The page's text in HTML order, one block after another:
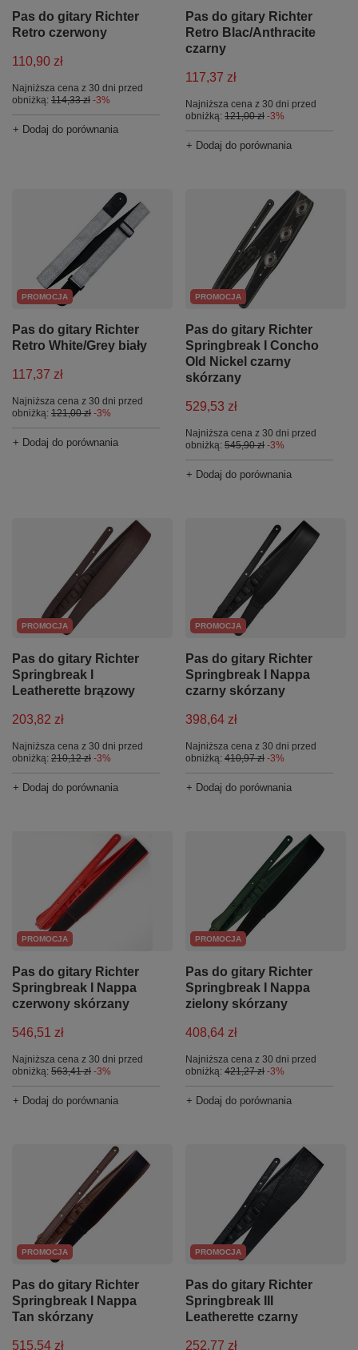
Pas do gitary Richter
Retro czerwony
110,90 zł
Najniższa cena z 30 dni przed
obniżką: 114,33 zł -3%
+ Dodaj do porównania
Pas do gitary Richter
Retro Blac/Anthracite
czarny
117,37 zł
Najniższa cena z 30 dni przed
obniżką: 121,00 zł -3%
+ Dodaj do porównania
PROMOCJA
Pas do gitary Richter
Retro White/Grey biały
117,37 zł
Najniższa cena z 30 dni przed
obniżką: 121,00 zł -3%
+ Dodaj do porównania
PROMOCJA
Pas do gitary Richter
Springbreak I Concho
Old Nickel czarny
skórzany
529,53 zł
Najniższa cena z 30 dni przed
obniżką: 545,90 zł -3%
+ Dodaj do porównania
PROMOCJA
Pas do gitary Richter
Springbreak I
Leatherette brązowy
203,82 zł
Najniższa cena z 30 dni przed
obniżką: 210,12 zł -3%
+ Dodaj do porównania
PROMOCJA
Pas do gitary Richter
Springbreak I Nappa
czarny skórzany
398,64 zł
Najniższa cena z 30 dni przed
obniżką: 410,97 zł -3%
+ Dodaj do porównania
PROMOCJA
Pas do gitary Richter
Springbreak I Nappa
czerwony skórzany
546,51 zł
Najniższa cena z 30 dni przed
obniżką: 563,41 zł -3%
+ Dodaj do porównania
PROMOCJA
Pas do gitary Richter
Springbreak I Nappa
zielony skórzany
408,64 zł
Najniższa cena z 30 dni przed
obniżką: 421,27 zł -3%
+ Dodaj do porównania
PROMOCJA
Pas do gitary Richter
Springbreak I Nappa
Tan skórzany
515,54 zł
PROMOCJA
Pas do gitary Richter
Springbreak III
Leatherette czarny
252,77 zł